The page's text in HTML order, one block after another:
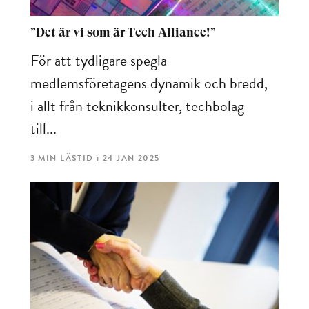
”Det är vi som är Tech Alliance!”
För att tydligare spegla
medlemsföretagens dynamik och bredd,
i allt från teknikkonsulter, techbolag
till...
3 MIN LÄSTID : 24 JAN 2025